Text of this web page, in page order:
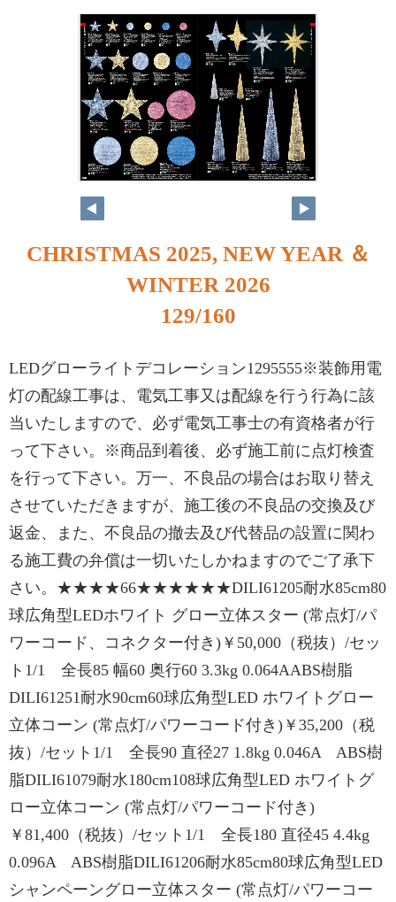
129
128
CHRISTMAS 2025, NEW YEAR ＆
WINTER 2026
129/160
LEDグローライトデコレーション1295555※装飾用電
灯の配線工事は、電気工事又は配線を行う行為に該
当いたしますので、必ず電気工事士の有資格者が行
って下さい。※商品到着後、必ず施工前に点灯検査
を行って下さい。万一、不良品の場合はお取り替え
させていただきますが、施工後の不良品の交換及び
返金、また、不良品の撤去及び代替品の設置に関わ
る施工費の弁償は一切いたしかねますのでご了承下
さい。★★★★66★★★★★★DILI61205耐水85cm80
球広角型LEDホワイト グロー立体スター (常点灯/パ
ワーコード、コネクター付き)￥50,000（税抜）/セッ
ト1/1 全長85 幅60 奥行60 3.3kg 0.064AABS樹脂
DILI61251耐水90cm60球広角型LED ホワイトグロー
立体コーン (常点灯/パワーコード付き)￥35,200（税
抜）/セット1/1 全長90 直径27 1.8kg 0.046A ABS樹
脂DILI61079耐水180cm108球広角型LED ホワイトグ
ロー立体コーン (常点灯/パワーコード付き)
￥81,400（税抜）/セット1/1 全長180 直径45 4.4kg
0.096A ABS樹脂DILI61206耐水85cm80球広角型LED
シャンペーングロー立体スター (常点灯/パワーコー